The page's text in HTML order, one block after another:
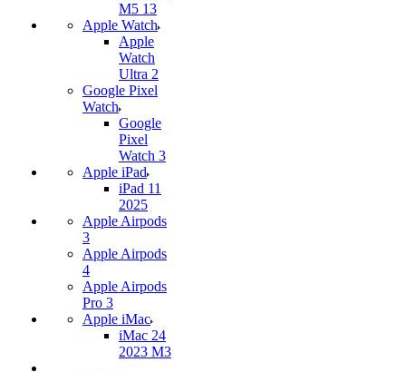
M5 13
Apple Watch
Apple
Watch
Ultra 2
Google Pixel
Watch
Google
Pixel
Watch 3
Apple iPad
iPad 11
2025
Apple Airpods
3
Apple Airpods
4
Apple Airpods
Pro 3
Apple iMac
iMac 24
2023 M3